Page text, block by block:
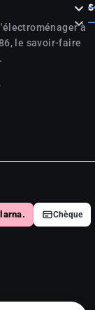
à
le savoir-faire
.




Chèque